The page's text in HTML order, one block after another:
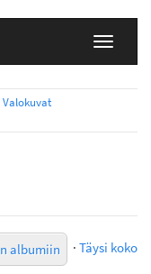
Valokuvat
albumiin · Täysi koko